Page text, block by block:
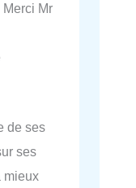
Mr
de ses
ses
mieux